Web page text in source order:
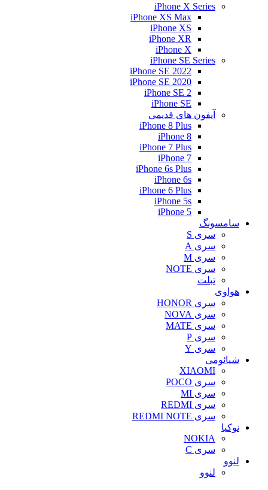
iPhone X Series
iPhone XS Max
iPhone XS
iPhone XR
iPhone X
iPhone SE Series
iPhone SE 2022
iPhone SE 2020
iPhone SE 2
iPhone SE
آیفون های قدیمی
iPhone 8 Plus
iPhone 8
iPhone 7 Plus
iPhone 7
iPhone 6s Plus
iPhone 6s
iPhone 6 Plus
iPhone 5s
iPhone 5
سامسونگ
سری S
سری A
سری M
سری NOTE
تبلت
هواوی
سری HONOR
سری NOVA
سری MATE
سری P
سری Y
شیائومی
XIAOMI
سری POCO
سری MI
سری REDMI
سری REDMI NOTE
نوکیا
NOKIA
سری C
لنوو
لنوو